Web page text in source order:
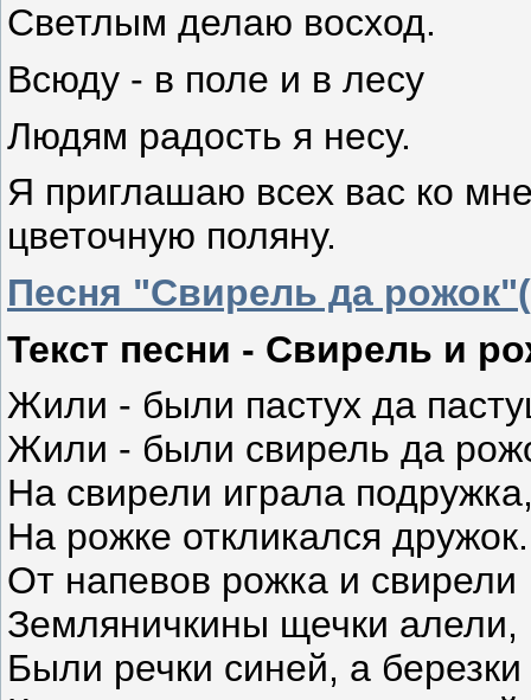
Светлым делаю восход.
Всюду - в поле и в лесу
Людям радость я несу.
Я приглашаю всех вас ко
цветочную поляну.
Песня "Свирель да
Текст песни - Свирель и
Жили - были пастух да
Жили - были свирель да
На свирели играла
На рожке откликался дружок.
От напевов рожка и свирели
Земляничкины щечки алели,
Были речки синей, а березки